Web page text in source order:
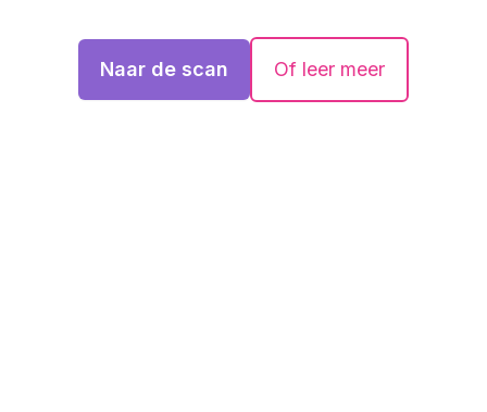
Naar de scan Of leer meer